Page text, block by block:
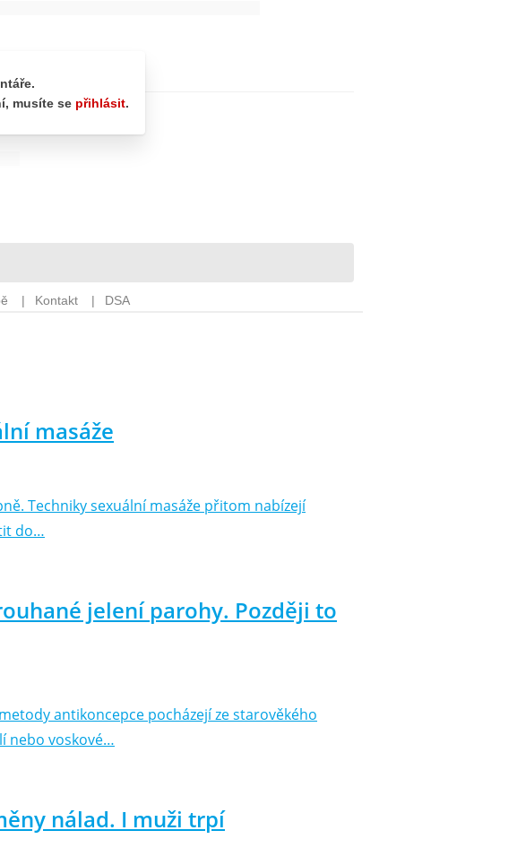
masáže
Techniky sexuální masáže přitom nabízejí
do…
jelení parohy. Později to
antikoncepce pocházejí ze starověkého
nebo voskové…
nálad. I muži trpí